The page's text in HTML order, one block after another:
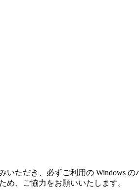
いただき、必ずご利用の Windows
め、ご協力をお願いいたします。